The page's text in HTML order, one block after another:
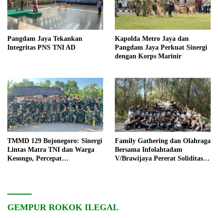
Pangdam Jaya Tekankan
Integritas PNS TNI AD
Kapolda Metro Jaya dan
Pangdam Jaya Perkuat Sinergi
dengan Korps Marinir
TMMD 129 Bojonegoro: Sinergi
Lintas Matra TNI dan Warga
Kesongo, Percepat
Family Gathering dan Olahraga
Bersama Infolahtadam
V/Brawijaya Pererat Soliditas
GEMPUR ROKOK ILEGAL